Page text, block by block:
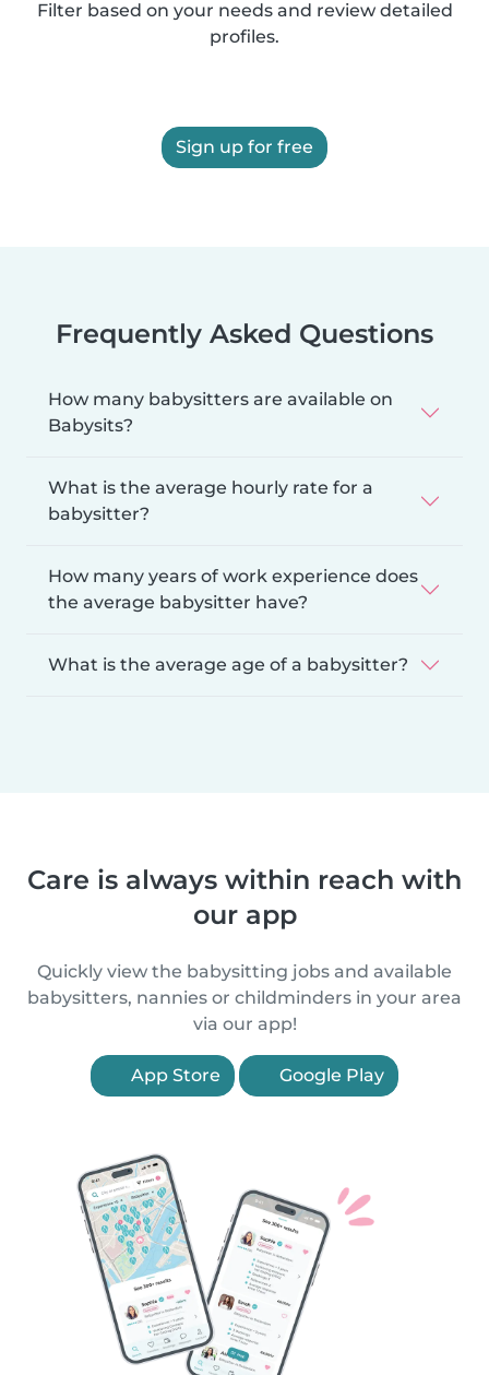
Filter based on your needs and review detailed
profiles.
Sign up for free
Frequently Asked Questions
How many babysitters are available on
Babysits?
What is the average hourly rate for a
babysitter?
How many years of work experience does
the average babysitter have?
What is the average age of a babysitter?
Care is always within reach with
our app
Quickly view the babysitting jobs and available
babysitters, nannies or childminders in your area
via our app!
App Store Google Play